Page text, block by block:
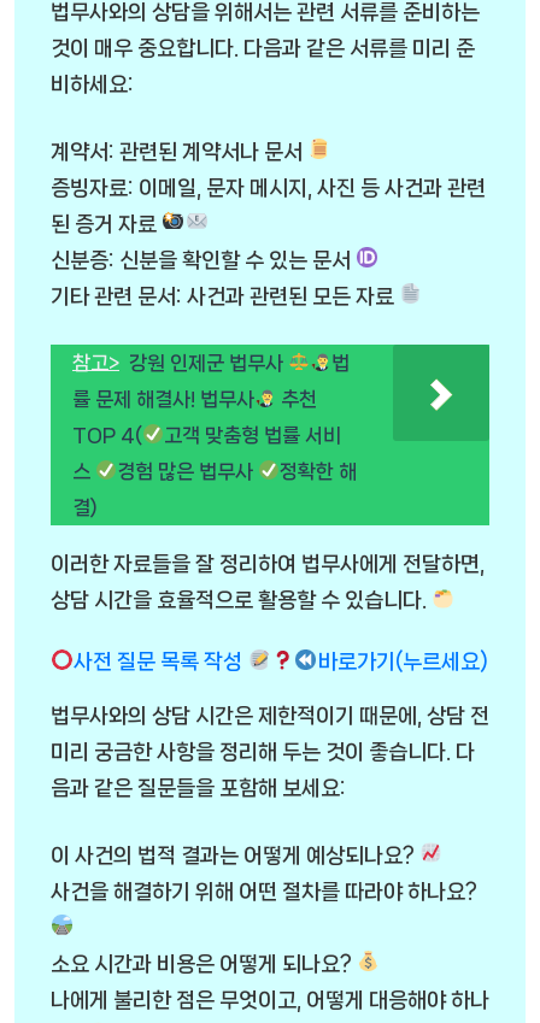
법무사와의 상담을 위해서는 관련 서류를 준비하는
것이 매우 중요합니다. 다음과 같은 서류를 미리 준
비하세요:
계약서: 관련된 계약서나 문서
증빙자료: 이메일, 문자 메시지, 사진 등 사건과 관련
된 증거 자료
신분증: 신분을 확인할 수 있는 문서
기타 관련 문서: 사건과 관련된 모든 자료
참고> 강원 인제군 법무사
법
률 문제 해결사! 법무사
추천
TOP 4(
고객 맞춤형 법률 서비
스
경험 많은 법무사
정확한 해
결)
이러한 자료들을 잘 정리하여 법무사에게 전달하면,
상담 시간을 효율적으로 활용할 수 있습니다.
사전 질문 목록 작성 바로가기(누르세요)
법무사와의 상담 시간은 제한적이기 때문에, 상담 전
미리 궁금한 사항을 정리해 두는 것이 좋습니다. 다
음과 같은 질문들을 포함해 보세요:
이 사건의 법적 결과는 어떻게 예상되나요?
사건을 해결하기 위해 어떤 절차를 따라야 하나요?
소요 시간과 비용은 어떻게 되나요?
나에게 불리한 점은 무엇이고, 어떻게 대응해야 하나